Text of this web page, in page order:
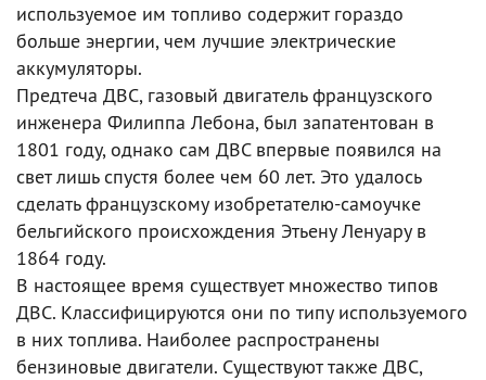
используемое им топливо содержит гораздо
больше энергии, чем лучшие электрические
аккумуляторы.
Предтеча ДВС, газовый двигатель французского
инженера Филиппа Лебона, был запатентован в
1801 году, однако сам ДВС впервые появился на
свет лишь спустя более чем 60 лет. Это удалось
сделать французскому изобретателю-самоучке
бельгийского происхождения Этьену Ленуару в
1864 году.
В настоящее время существует множество типов
ДВС. Классифицируются они по типу используемого
в них топлива. Наиболее распространены
бензиновые двигатели. Существуют также ДВС,